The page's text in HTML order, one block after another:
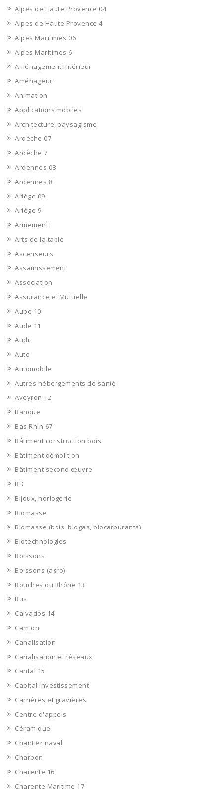
Alpes de Haute Provence 04
Alpes de Haute Provence 4
Alpes Maritimes 06
Alpes Maritimes 6
Aménagement intérieur
Aménageur
Animation
Applications mobiles
Architecture, paysagisme
Ardèche 07
Ardèche 7
Ardennes 08
Ardennes 8
Ariège 09
Ariège 9
Armement
Arts de la table
Ascenseurs
Assainissement
Association
Assurance et Mutuelle
Aube 10
Aude 11
Audit
Auto
Automobile
Autres hébergements de santé
Aveyron 12
Banque
Bas Rhin 67
Bâtiment construction bois
Bâtiment démolition
Bâtiment second œuvre
BD
Bijoux, horlogerie
Biomasse
Biomasse (bois, biogas, biocarburants)
Biotechnologies
Boissons
Boissons (agro)
Bouches du Rhône 13
Bus
Calvados 14
Camion
Canalisation
Canalisation et réseaux
Cantal 15
Capital Investissement
Carrières et gravières
Centre d'appels
Céramique
Chantier naval
Charbon
Charente 16
Charente Maritime 17